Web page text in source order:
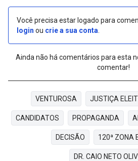
Você precisa estar logado para
login ou crie a sua conta
Ainda não há comentários para esta
comentar!
VENTUROSA JUSTIÇA
CANDIDATOS PROPAGANDA
DECISÃO 120ª ZONA
DR. CAIO NETO